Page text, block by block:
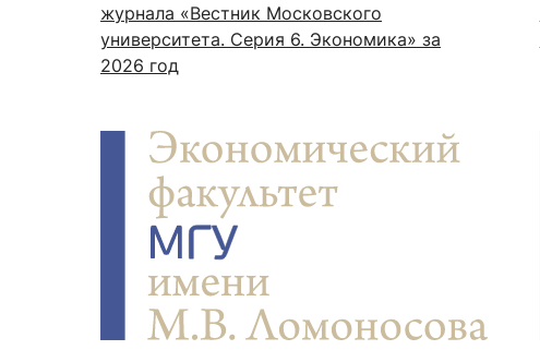
журнала «Вестник Московского
университета. Серия 6. Экономика» за
2026 год